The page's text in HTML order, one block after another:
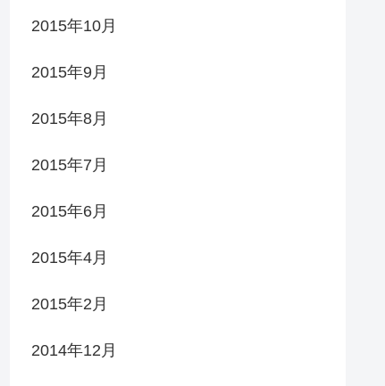
2015年10月
2015年9月
2015年8月
2015年7月
2015年6月
2015年4月
2015年2月
2014年12月